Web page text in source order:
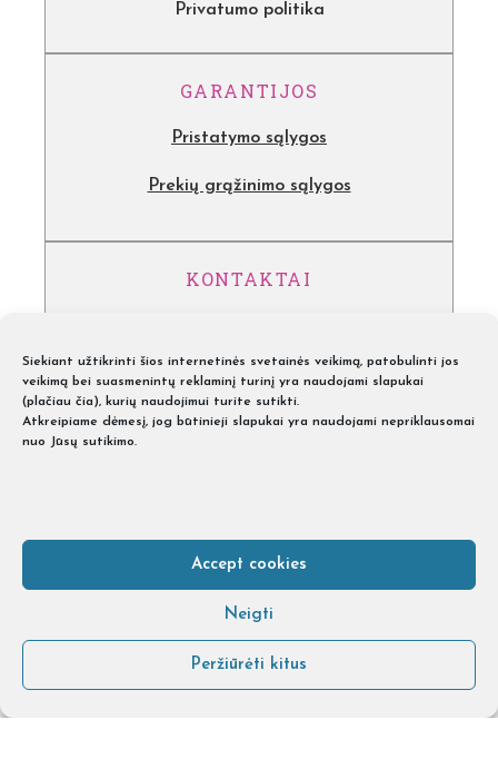
Siekiant užtikrinti šios internetinės svetainės veikimą, patobulinti jos
veikimą bei suasmenintų reklaminį turinį yra naudojami slapukai
(plačiau čia), kurių naudojimui turite sutikti.
Atkreipiame dėmesį, jog būtinieji slapukai yra naudojami nepriklausomai
nuo Jūsų sutikimo.
Accept cookies
Neigti
Peržiūrėti kitus
Privatumo politika
GARANTIJOS
Pristatymo sąlygos
Prekių grąžinimo sąlygos
KONTAKTAI
Tel.: +370 601 00015
KAUNAS, Neries kr. 2A, LT-48342
ŠIAULIAI, Vyturių g. 8, LT-76252
Tel.: +370 601 00018
Dėl kirpyklų baldų teiraukitės
Tel. +370 606 05678